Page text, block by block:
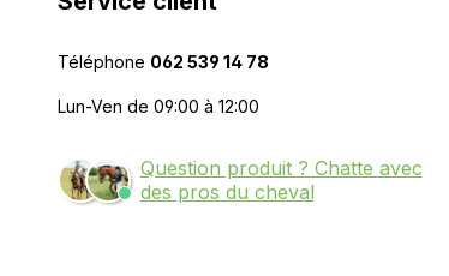
Téléphone 062 539 14 78
Lun-Ven de 09:00 à 12:00
Question produit ? Chatte avec
des pros du cheval